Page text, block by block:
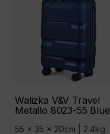
Walizka V&V Travel
Metallo 8023-55 Blue
55 x 35 x 20cm | 2.4kg